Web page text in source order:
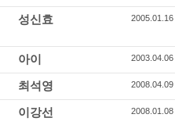
성신효 2005.01.16
아이 2003.04.06
최석영 2008.04.09
이강선 2008.01.08